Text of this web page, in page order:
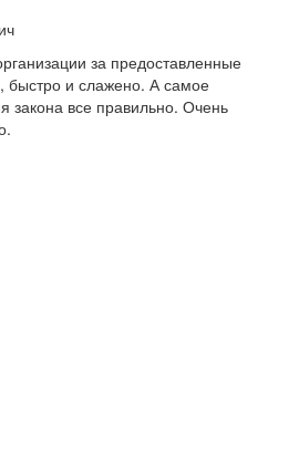
за предоставленные
быстро и слажено. А самое
закона все правильно. Очень